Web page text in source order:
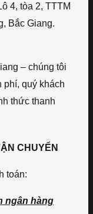
4, tòa 2, TTTM
Bắc Giang.
– chúng tôi
phí, quý khách
thức thanh
CHUYỂN
toán:
ngân hàng